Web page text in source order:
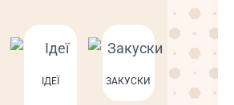
ІДЕЇ ЗАКУСКИ